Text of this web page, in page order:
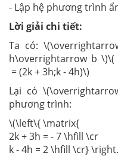
- Lập hệ phương trình
Lời giải chi tiết:
Ta có:
h\overrightarrow b
= (2k + 3h;k - 4h)\)
Lại có
phương trình:
\(\left\{ \matrix{
2k + 3h = - 7 \hfill \cr
k - 4h = 2 \hfill \cr}